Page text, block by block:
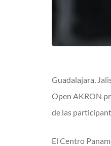
Guadalajara,
Open AKRON
de las
El Centro